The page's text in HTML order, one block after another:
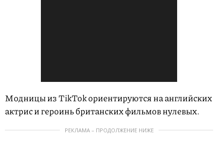
Модницы из TikTok ориентируются на английских
актрис и героинь британских фильмов нулевых.
РЕКЛАМА – ПРОДОЛЖЕНИЕ НИЖЕ